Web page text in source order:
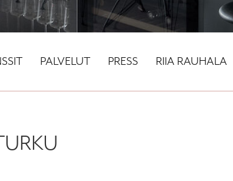
PALVELUT PRESS RIIA RAUHALA